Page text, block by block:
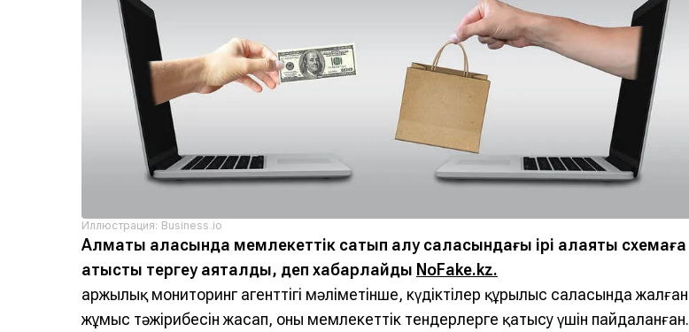
Иллюстрация: Business.io
Алматы қаласында мемлекеттік сатып алу саласындағы ірі алаяқтық схемаға
қатысты тергеу аяқталды, деп хабарлайды NoFake.kz.
Қаржылық мониторинг агенттігі мәліметінше, күдіктілер құрылыс саласында жалған
жұмыс тәжірибесін жасап, оны мемлекеттік тендерлерге қатысу үшін пайдаланған.